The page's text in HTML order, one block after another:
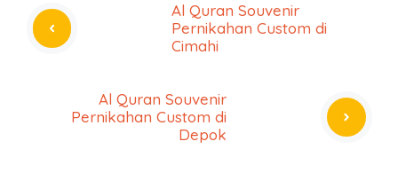
Al Quran Souvenir
Pernikahan Custom di
Cimahi
Al Quran Souvenir
Pernikahan Custom di
Depok